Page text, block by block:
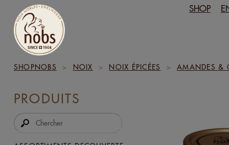
SHOP
SHOPNOBS > NOIX > NOIX ÉPICÉES > AMANDES &
PRODUITS